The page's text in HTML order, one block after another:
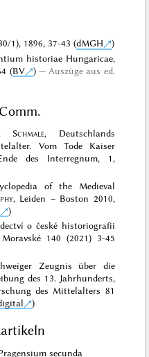
1), 1896, 37-43 (dMGH
)
historiae Hungaricae,
(BV )
Auszüge aus ed.
Schmale, Deutschlands
Vom Tode Kaiser
des Interregnum, 1,
of the Medieval
, Leiden – Boston 2010,
)
o české historiografii
140 (2021) 3-45
Zeugnis über die
des 13. Jahrhunderts,
des Mittelalters 81
)
secunda